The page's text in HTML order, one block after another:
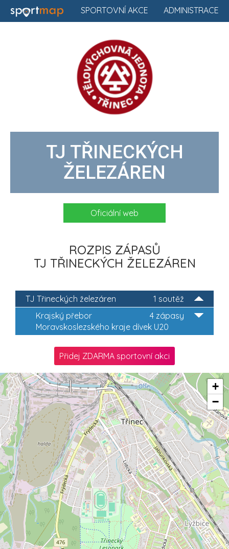
ADMINISTRACE
SPORTOVNÍ AKCE
TJ TŘINECKÝCH
ŽELEZÁREN
Oficiální web
ROZPIS ZÁPASŮ
TJ TŘINECKÝCH ŽELEZÁREN
1 soutěž
TJ Třineckých železáren
4 zápasy
Krajský přebor
Moravskoslezského kraje dívek U20
Přidej ZDARMA sportovní akci
+
−